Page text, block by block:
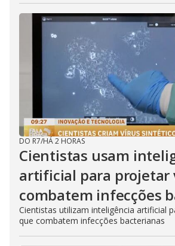
DO R7/HÁ 2 HORAS
Cientistas usam
artificial para projetar
combatem infecções
Cientistas utilizam inteligência artificial
que combatem infecções bacterianas